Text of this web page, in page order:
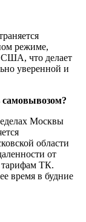
режиме,
США, что делает
уверенной и
самовывозом?
Москвы
области
от
ТК.
время в будние